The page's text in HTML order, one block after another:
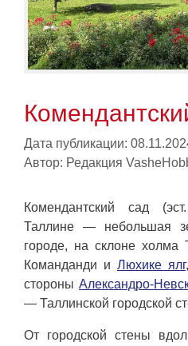
Дата публикации:
Автор: Редакция
Комендантский сад
Таллине — небольшая
городе, на склоне холма
Команданди и Люхике ялг
стороныАлександро-
— Таллинской городской
От городской стены